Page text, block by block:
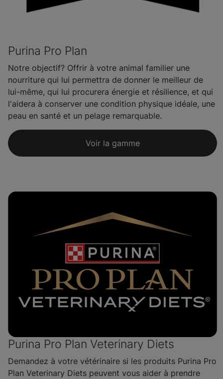
Purina Pro Plan
Notre objectif? Offrir à votre animal familier une
nourriture qui lui permettra de donner le meilleur de
lui-même, qui lui procurera énergie et résilience, et qui
l'aidera à conserver une condition physique idéale, une
peau en santé et un pelage remarquable.
Voir la gamme
Purina Pro Plan Veterinary Diets
Demandez à votre vétérinaire si les produits Purina Pro
Plan Veterinary Diets peuvent vous aider à prendre